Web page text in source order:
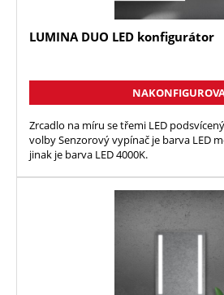
LUMINA DUO LED konfigurátor
Zrcadlo na míru se třemi LED
volby Senzorový vypínač je barva LED
jinak je barva LED 4000K.